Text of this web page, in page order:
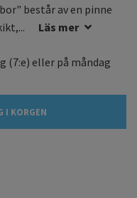
består av en pinne
Läs mer
(7:e) eller på måndag
I KORGEN